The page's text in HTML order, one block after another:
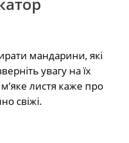
мандарини, які
увагу на їх
листя каже про
свіжі.